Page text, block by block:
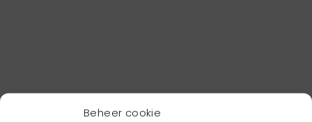
Beheer cookie